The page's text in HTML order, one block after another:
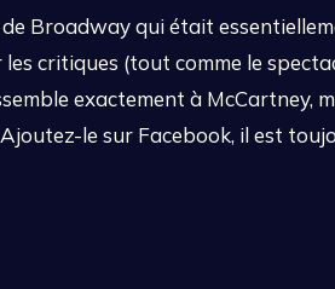
Broadway qui était
critiques (tout comme le
exactement à McCartney,
le sur Facebook, il est